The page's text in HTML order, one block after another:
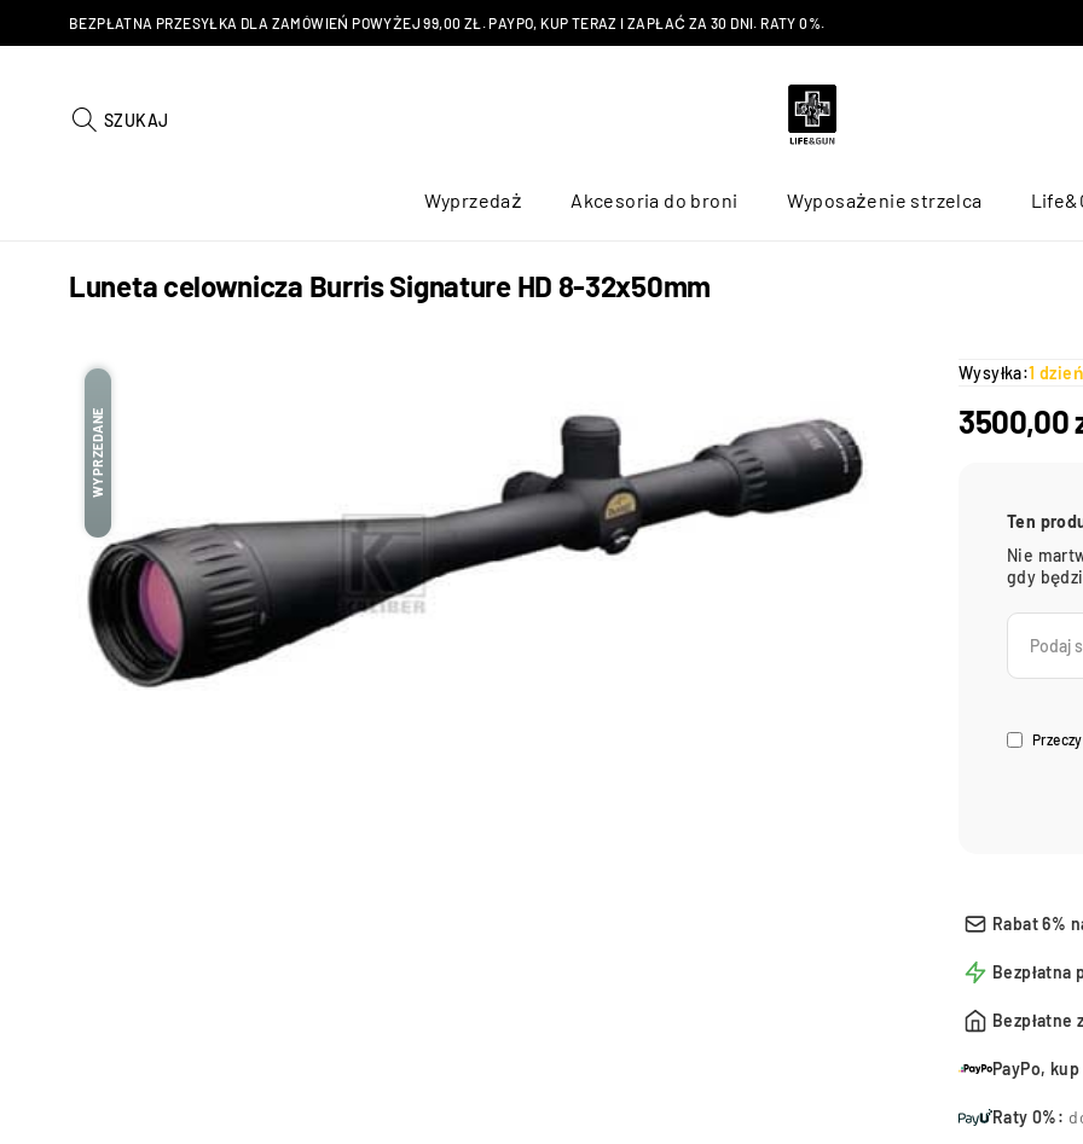
BEZPŁATNA PRZESYŁKA DLA ZAMÓWIEŃ POWYŻEJ 99,00 ZŁ. PAYPO, KUP TERAZ I ZAPŁAĆ ZA 30 DNI. RATY 0%.
SZUKAJ
Wyprzedaż Akcesoria do broni Wyposażenie strzelca
Luneta celownicza Burris Signature HD 8-32x50mm
WYPRZEDANE
Wysyłka:1
3500,00
Ten
Nie
gdy
Rabat 6%
Bezpłatna
Bezpłatne
PayPo,
Raty 0%: